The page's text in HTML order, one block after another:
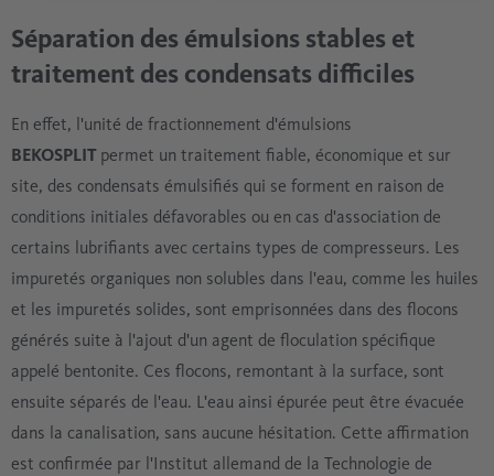
Séparation des émulsions stables et
traitement des condensats difficiles
En effet, l'unité de fractionnement d'émulsions
BEKOSPLIT permet un traitement fiable, économique et sur
site, des condensats émulsifiés qui se forment en raison de
conditions initiales défavorables ou en cas d'association de
certains lubrifiants avec certains types de compresseurs. Les
impuretés organiques non solubles dans l'eau, comme les huiles
et les impuretés solides, sont emprisonnées dans des flocons
générés suite à l'ajout d'un agent de floculation spécifique
appelé bentonite. Ces flocons, remontant à la surface, sont
ensuite séparés de l'eau. L'eau ainsi épurée peut être évacuée
dans la canalisation, sans aucune hésitation. Cette affirmation
est confirmée par l'Institut allemand de la Technologie de